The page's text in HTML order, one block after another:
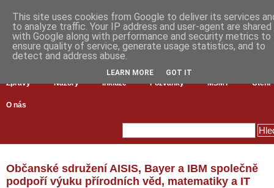
Zprávy Názory Inkluze Pozvánky MŠMT Čtení
O nás
Občanské sdružení AISIS, Bayer a IBM společně
podpoří výuku přírodních věd, matematiky a IT
This site uses cookies from Google to deliver its services
to analyze traffic. Your IP address and user-agent are shared
with Google along with performance and security metrics to
ensure quality of service, generate usage statistics, and to
detect and address abuse.
LEARN MORE GOT IT